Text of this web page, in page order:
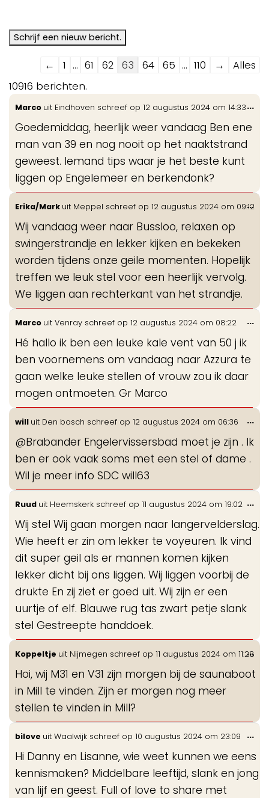
Navigatie
door
de
gastenboek-
lijst
← 1 ... 61 62 63 64 65 ... 110 →
Alles
10916 berichten.
Marco uit Eindhoven schreef op 12 augustus 2024 om 14:33
Goedemiddag, heerlijk weer vandaag Ben ene
man van 39 en nog nooit op het naaktstrand
geweest. Iemand tips waar je het beste kunt
liggen op Engelemeer en berkendonk?
...
Erika/Mark uit Meppel schreef op 12 augustus 2024 om 09:12
Wij vandaag weer naar Bussloo, relaxen op
swingerstrandje en lekker kijken en bekeken
worden tijdens onze geile momenten. Hopelijk
treffen we leuk stel voor een heerlijk vervolg.
We liggen aan rechterkant van het strandje.
...
Marco uit Venray schreef op 12 augustus 2024 om 08:22
Hé hallo ik ben een leuke kale vent van 50 j ik
ben voornemens om vandaag naar Azzura te
gaan welke leuke stellen of vrouw zou ik daar
mogen ontmoeten. Gr Marco
...
will uit Den bosch schreef op 12 augustus 2024 om 06:36
@Brabander Engelervissersbad moet je zijn . Ik
ben er ook vaak soms met een stel of dame .
Wil je meer info SDC will63
...
Ruud uit Heemskerk schreef op 11 augustus 2024 om 19:02
Wij stel Wij gaan morgen naar langervelderslag.
Wie heeft er zin om lekker te voyeuren. Ik vind
dit super geil als er mannen komen kijken
lekker dicht bij ons liggen. Wij liggen voorbij de
drukte En zij ziet er goed uit. Wij zijn er een
uurtje of elf. Blauwe rug tas zwart petje slank
stel Gestreepte handdoek.
...
Koppeltje uit Nijmegen schreef op 11 augustus 2024 om 11:28
Hoi, wij M31 en V31 zijn morgen bij de saunaboot
in Mill te vinden. Zijn er morgen nog meer
stellen te vinden in Mill?
...
bilove uit Waalwijk schreef op 10 augustus 2024 om 23:09
Hi Danny en Lisanne, wie weet kunnen we eens
kennismaken? Middelbare leeftijd, slank en jong
van lijf en geest. Full of love to share met
...